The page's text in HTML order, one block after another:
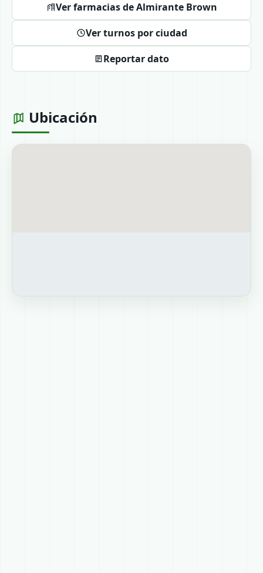
Ver farmacias de Almirante Brown
Ver turnos por ciudad
Reportar dato
Ubicación